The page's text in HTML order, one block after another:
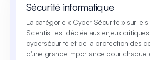
Sécurité informatique
La catégorie « Cyber Sécurité » sur le
Scientist est dédiée aux enjeux
cybersécurité et de la protection des
d'une grande importance pour chaque